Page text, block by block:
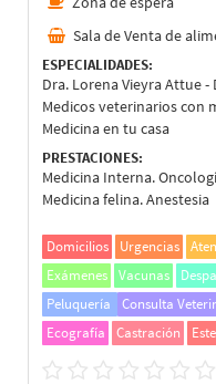
Sala de Venta de
ESPECIALIDADES:
Dra. Lorena Vieyra Attue
Medicos veterinarios con
Medicina en tu casa
PRESTACIONES:
Medicina Interna.
Medicina felina. Anestesia
Domicilios Urgencias
Exámenes Vacunas
Peluquería
Consulta
Ecografía
Castración